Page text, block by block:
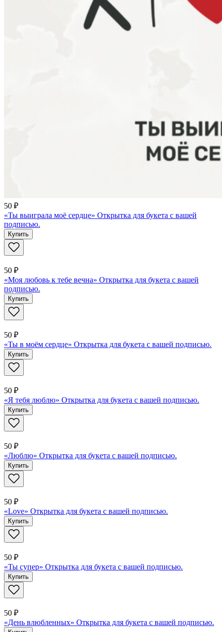
50 ₽
«Ты выиграла моё сердце» Открытка для букета с вашей
подписью.
Купить
50 ₽
«Моя любовь к тебе вечна» Открытка для букета с вашей
подписью.
Купить
50 ₽
«Ты в моём сердце» Открытка для букета с вашей подписью.
Купить
50 ₽
«Я тебя люблю» Открытка для букета с вашей подписью.
Купить
50 ₽
«Люблю» Открытка для букета с вашей подписью.
Купить
50 ₽
«Love» Открытка для букета с вашей подписью.
Купить
50 ₽
«Ты супер» Открытка для букета с вашей подписью.
Купить
50 ₽
«День влюбленных» Открытка для букета с вашей подписью.